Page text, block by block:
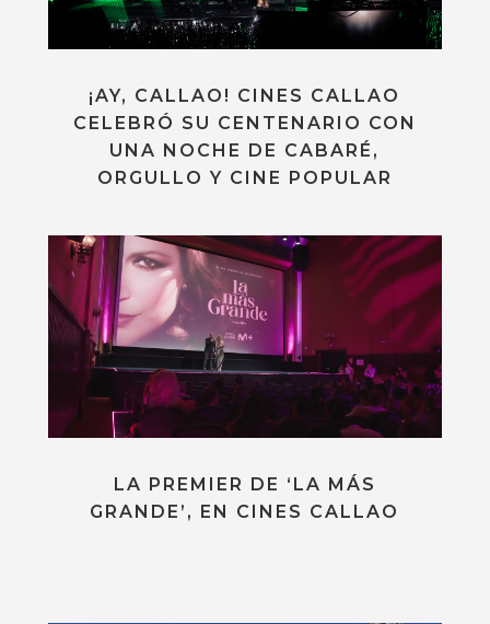
¡AY, CALLAO! CINES CALLAO
CELEBRÓ SU CENTENARIO CON
UNA NOCHE DE CABARÉ,
ORGULLO Y CINE POPULAR
LA PREMIER DE ‘LA MÁS
GRANDE’, EN CINES CALLAO